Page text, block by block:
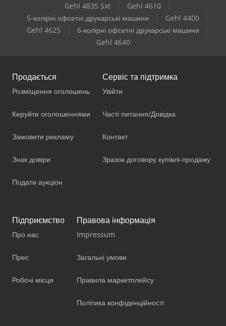
Gehl 4835 Sxt
Gehl 4610
5-колірні офсетні друкарські машини
Gehl 4400
Gehl 4625
6-колірні офсетні друкарські машини
Gehl 4640
Продається
Розміщення оголошень
Керуйте оголошеннями
Замовити рекламу
Знак довіри
Подати аукціон
Сервіс та підтримка
Увійти
Часті питання/Довідка
Контакт
Зразок договору купівлі-продажу
Підприємство
Про нас
Прес
Робочі місця
Правова інформація
Impressum
Загальні умови
Правила маркетплейсу
Політика конфіденційності